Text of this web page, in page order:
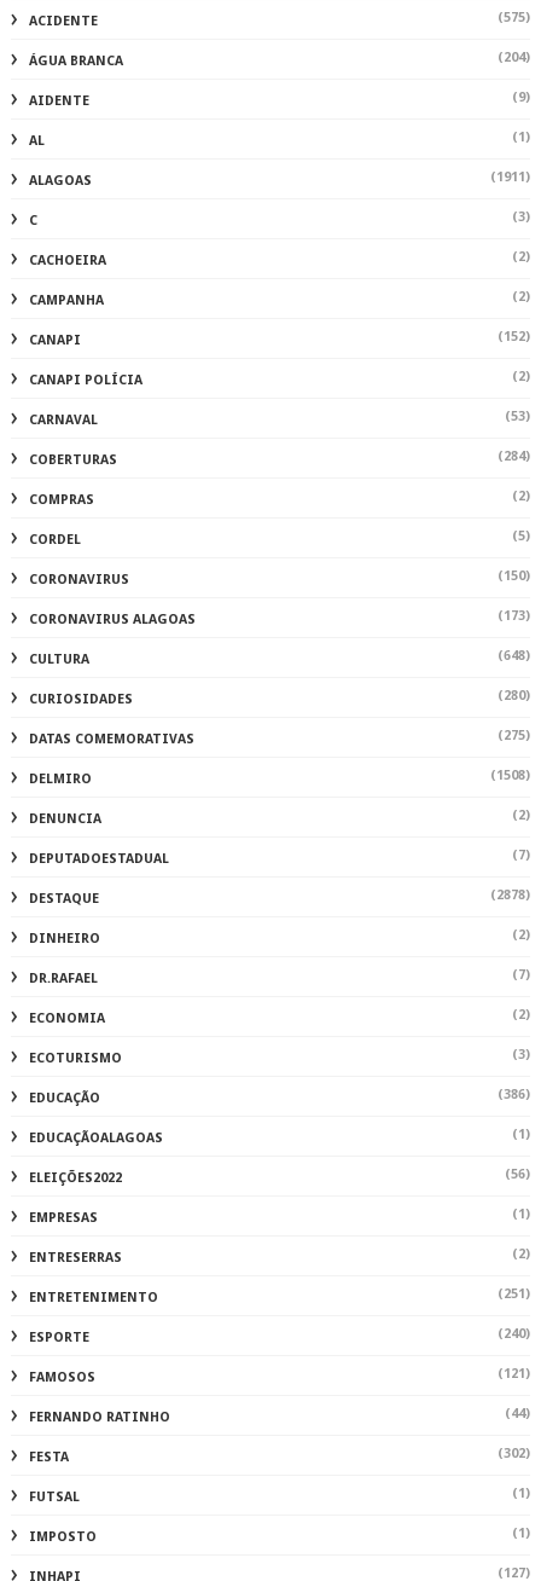
ACIDENTE (575)
ÁGUA BRANCA (204)
AIDENTE (9)
AL (1)
ALAGOAS (1911)
C (3)
CACHOEIRA (2)
CAMPANHA (2)
CANAPI (152)
CANAPI POLÍCIA (2)
CARNAVAL (53)
COBERTURAS (284)
COMPRAS (2)
CORDEL (5)
CORONAVIRUS (150)
CORONAVIRUS ALAGOAS (173)
CULTURA (648)
CURIOSIDADES (280)
DATAS COMEMORATIVAS (275)
DELMIRO (1508)
DENUNCIA (2)
DEPUTADOESTADUAL (7)
DESTAQUE (2878)
DINHEIRO (2)
DR.RAFAEL (7)
ECONOMIA (2)
ECOTURISMO (3)
EDUCAÇÃO (386)
EDUCAÇÃOALAGOAS (1)
ELEIÇÕES2022 (56)
EMPRESAS (1)
ENTRESERRAS (2)
ENTRETENIMENTO (251)
ESPORTE (240)
FAMOSOS (121)
FERNANDO RATINHO (44)
FESTA (302)
FUTSAL (1)
IMPOSTO (1)
INHAPI (127)